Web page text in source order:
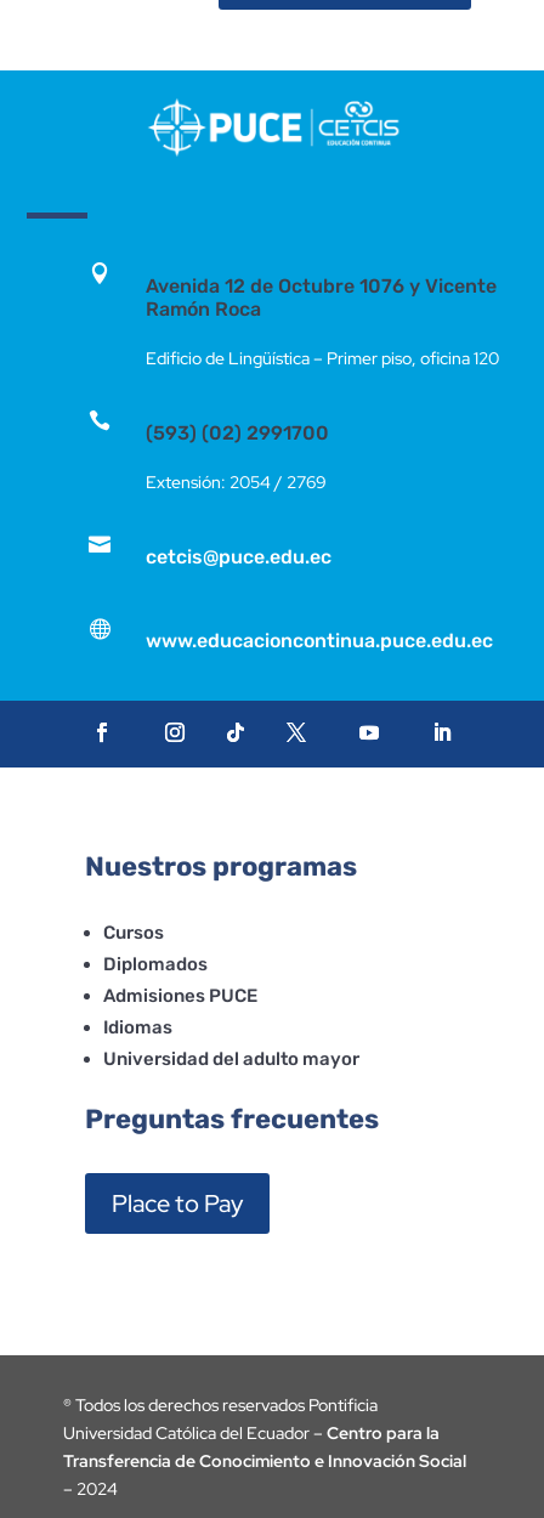

Avenida 12 de Octubre 1076 y Vicente
Ramón Roca
Edificio de Lingüística – Primer piso, oficina 120

(593) (02) 2991700
Extensión: 2054 / 2769

cetcis@puce.edu.ec

www.educacioncontinua.puce.edu.ec
Nuestros programas
Cursos
Diplomados
Admisiones PUCE
Idiomas
Universidad del adulto mayor
Preguntas frecuentes
Place to Pay
®Todos los derechos reservados Pontificia
Universidad Católica del Ecuador – Centro para la
Transferencia de Conocimiento e Innovación Social
– 2024